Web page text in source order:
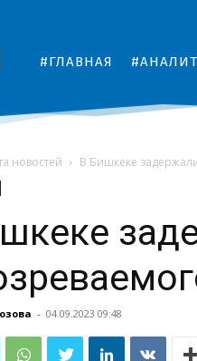
#ГЛАВНАЯ
новостей В Бишкеке
- 04.09.2023 09:48